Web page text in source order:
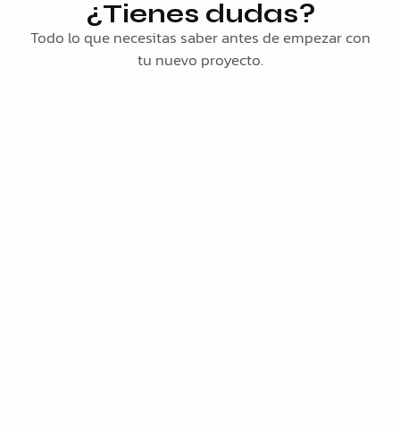
¿Tienes dudas?
Todo lo que necesitas saber antes de empezar con
tu nuevo proyecto.